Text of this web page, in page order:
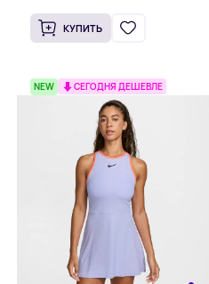
КУПИТЬ
NEW СЕГОДНЯ ДЕШЕВЛЕ